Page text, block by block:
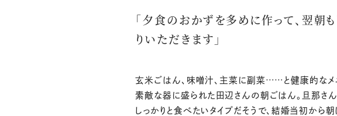
「夕食のおかずを多めに作って、翌朝
りいただきます」
玄米ごはん、味噌汁、主菜に副菜……と健康的なメ
素敵な器に盛られた田辺さんの朝ごはん。旦那さ
しっかりと食べたいタイプだそうで、結婚当初から